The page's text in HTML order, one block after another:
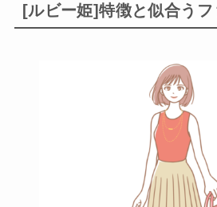
[ルビー姫]特徴と似合うフ